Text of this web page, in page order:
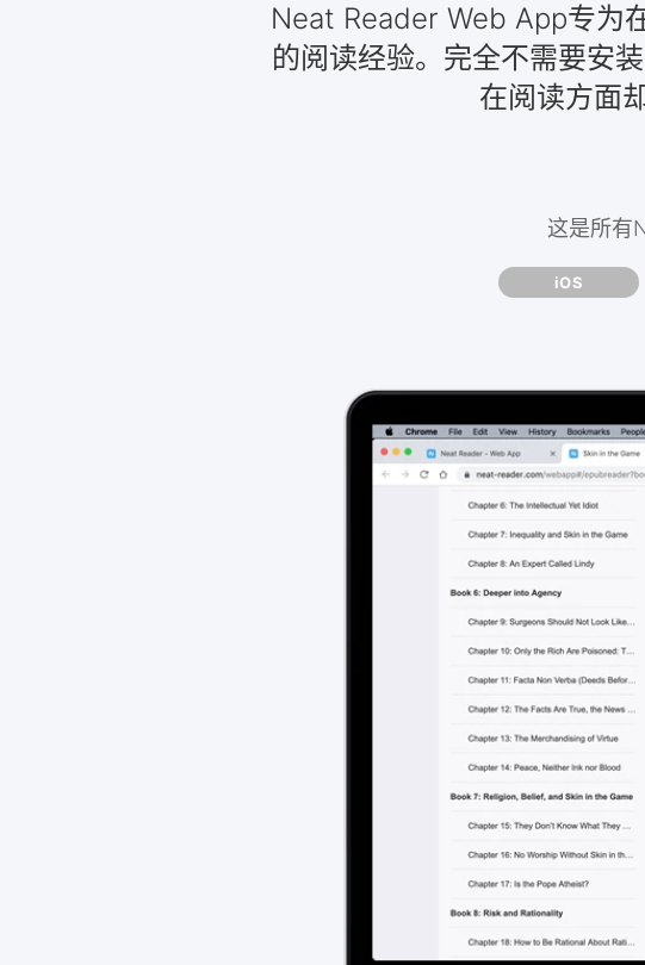
Neat Reader Web App专为
的阅读经验。完全不需要安
在阅读方面
这是所有
iOS